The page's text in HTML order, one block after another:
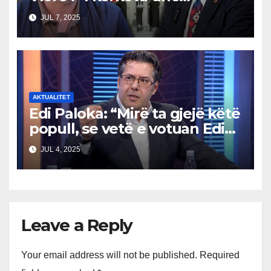
shkarkimet”
JUL 7, 2025
AKTUALITET
Edi Paloka: “Mirë ta gjejë këtë
popull, se vetë e votuan Edi
Ramën. Ç’kanë që ankohen
tani?”
JUL 4, 2025
Leave a Reply
Your email address will not be published. Required